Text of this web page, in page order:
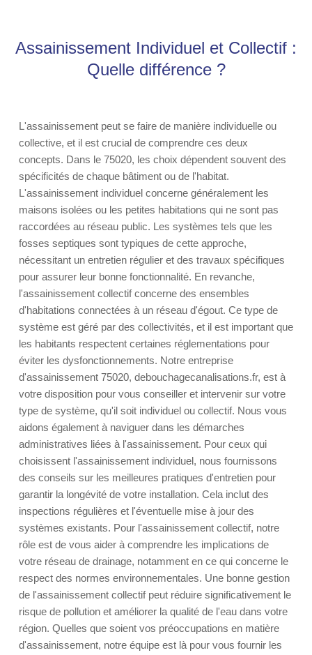
Assainissement Individuel et Collectif :
Quelle différence ?
L'assainissement peut se faire de manière individuelle ou
collective, et il est crucial de comprendre ces deux
concepts. Dans le 75020, les choix dépendent souvent des
spécificités de chaque bâtiment ou de l'habitat.
L'assainissement individuel concerne généralement les
maisons isolées ou les petites habitations qui ne sont pas
raccordées au réseau public. Les systèmes tels que les
fosses septiques sont typiques de cette approche,
nécessitant un entretien régulier et des travaux spécifiques
pour assurer leur bonne fonctionnalité. En revanche,
l'assainissement collectif concerne des ensembles
d'habitations connectées à un réseau d'égout. Ce type de
système est géré par des collectivités, et il est important que
les habitants respectent certaines réglementations pour
éviter les dysfonctionnements. Notre entreprise
d'assainissement 75020, debouchagecanalisations.fr, est à
votre disposition pour vous conseiller et intervenir sur votre
type de système, qu'il soit individuel ou collectif. Nous vous
aidons également à naviguer dans les démarches
administratives liées à l'assainissement. Pour ceux qui
choisissent l'assainissement individuel, nous fournissons
des conseils sur les meilleures pratiques d'entretien pour
garantir la longévité de votre installation. Cela inclut des
inspections régulières et l'éventuelle mise à jour des
systèmes existants. Pour l'assainissement collectif, notre
rôle est de vous aider à comprendre les implications de
votre réseau de drainage, notamment en ce qui concerne le
respect des normes environnementales. Une bonne gestion
de l'assainissement collectif peut réduire significativement le
risque de pollution et améliorer la qualité de l'eau dans votre
région. Quelles que soient vos préoccupations en matière
d'assainissement, notre équipe est là pour vous fournir les